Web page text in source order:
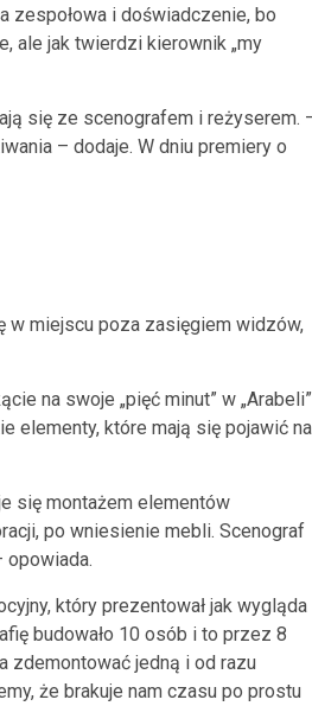
zespołowa i doświadczenie, bo
ale jak twierdzi kierownik „my
się ze scenografem i reżyserem.
– dodaje. W dniu premiery o
w miejscu poza zasięgiem widzów,
na swoje „pięć minut” w
elementy, które mają się pojawić na
się montażem elementów
po wniesienie mebli. Scenograf
opowiada.
który prezentował jak wygląda
budowało 10 osób i to przez 8
zdemontować jedną i od razu
że brakuje nam czasu po prostu